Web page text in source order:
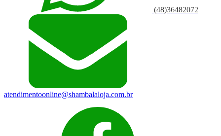
(48)36482072
atendimentoonline@shambalaloja.com.br